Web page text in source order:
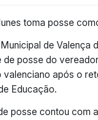
toma posse
de Valença
de posse do
valenciano após o
Educação.
posse contou com